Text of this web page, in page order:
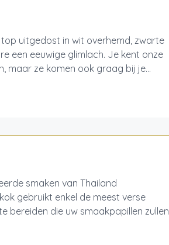
uitgedost in wit overhemd, zwarte
een eeuwige glimlach. Je kent onze
maar ze komen ook graag bij je...
smaken van Thailand
gebruikt enkel de meest verse
bereiden die uw smaakpapillen zullen